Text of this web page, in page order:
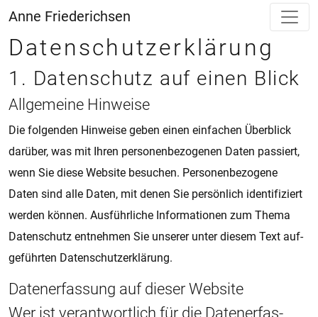
Anne Friederichsen
Datenschutzerklärung
1. Da­ten­schutz auf einen Blick
All­ge­mei­ne Hin­wei­se
Die fol­gen­den Hin­wei­se geben einen ein­fa­chen Über­blick
dar­über, was mit Ihren per­so­nen­be­zo­ge­nen Daten pas­siert,
wenn Sie diese Web­si­te be­su­chen. Per­so­nen­be­zo­ge­ne
Daten sind alle Daten, mit denen Sie per­sön­lich iden­ti­fi­ziert
wer­den kön­nen. Aus­führ­li­che In­for­ma­ti­o­nen zum Thema
Da­ten­schutz ent­neh­men Sie un­se­rer unter die­sem Text auf­
ge­führ­ten Da­ten­schut­z­er­klä­rung.
Da­ten­er­fas­sung auf die­ser Web­si­te
Wer ist ver­ant­wort­lich für die Da­ten­er­fas­